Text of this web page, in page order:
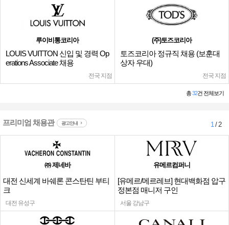
루이비통코리아
LOUIS VUITTON 신입 및 경력 Op
erations Associate 채용
전국 지점
(주)토즈코리아
토즈코리아 정규직 채용 (보훈대
상자 우대)
전국 지점
총32건 전체보기
프리미엄 채용관 광고안내 1/ 2
㈜ 제네바
대전 신세계 바쉐론 콘스탄틴 부티
크
대전 유성구
유메르컴퍼니
[유메르/메르레브] 현대백화점 압구
정본점 매니저 구인
서울 강남구